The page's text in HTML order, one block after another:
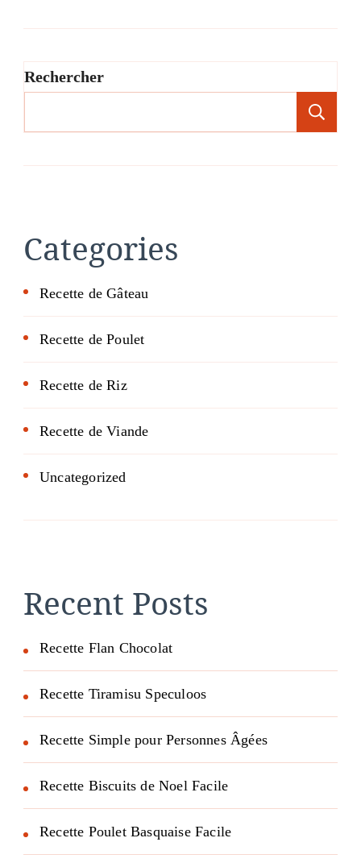
Rechercher
Categories
Recette de Gâteau
Recette de Poulet
Recette de Riz
Recette de Viande
Uncategorized
Recent Posts
Recette Flan Chocolat
Recette Tiramisu Speculoos
Recette Simple pour Personnes Âgées
Recette Biscuits de Noel Facile
Recette Poulet Basquaise Facile